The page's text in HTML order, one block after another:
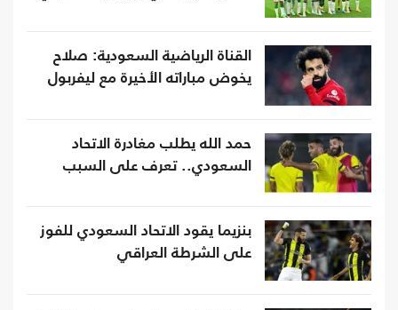
القناة الرياضية السعودية: صلاح
يخوض مباراته الأخيرة مع ليفربول
حمد الله يطلب مغادرة الاتحاد
السعودي.. تعرف على السبب
بنزيما يقود الاتحاد السعودي للفوز
على الشرطة العراقي